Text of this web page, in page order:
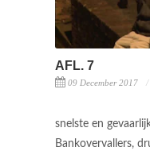
AFL. 7
09 December 2017
snelste en
Bankovervallers,